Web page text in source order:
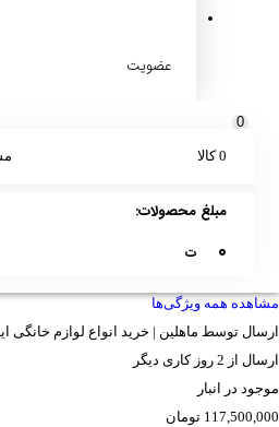
عضویت
0
0 کالا
مبلغ محصولات:
0 ت
نوع عملکرد
گارانتی
ضدباکتری ،گردو غبار
نوع کولر گازی
مشاهده همه ویژگی‌ها
ارسال توسط ماهلین | خرید انواع لوازم خانگی
ارسال از 2 روز کاری دیگر
موجود در انبار
117,500,000 تومان